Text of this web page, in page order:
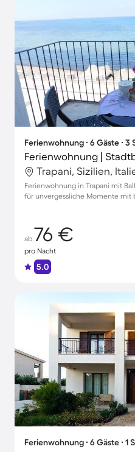
Ferienwohnung ∙ 6 Gäste ∙
Ferienwohnung |
Trapani, Sizilien,
Ferienwohnung in Trapani mit
für unvergessliche Momente mit
ab 76 €
pro Nacht
5.0
Ferienwohnung ∙ 6 Gäste ∙ 1